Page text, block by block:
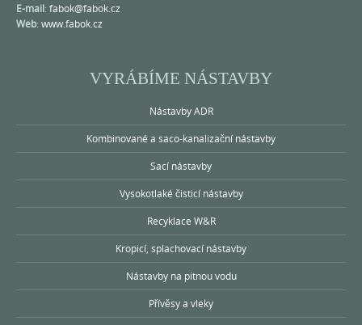
E-mail: fabok@fabok.cz
Web: www.fabok.cz
VYRÁBÍME NÁSTAVBY
Nástavby ADR
Kombinované a saco-kanalizační nástavby
Sací nástavby
Vysokotlaké čisticí nástavby
Recyklace W&R
Kropicí, splachovací nástavby
Nástavby na pitnou vodu
Přívěsy a vleky